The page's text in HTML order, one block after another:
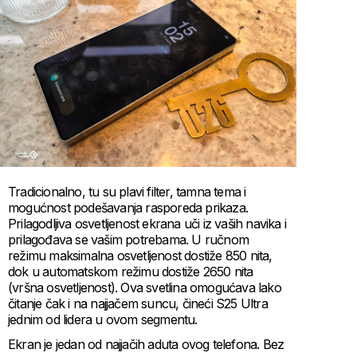
Tradicionalno, tu su plavi filter, tamna tema i
mogućnost podešavanja rasporeda prikaza.
Prilagodljiva osvetljenost ekrana uči iz vaših navika i
prilagođava se vašim potrebama. U ručnom
režimu maksimalna osvetljenost dostiže 850 nita,
dok u automatskom režimu dostiže 2650 nita
(vršna osvetljenost). Ova svetlina omogućava lako
čitanje čak i na najjačem suncu, čineći S25 Ultra
jednim od lidera u ovom segmentu.
Ekran je jedan od najjačih aduta ovog telefona. Bez